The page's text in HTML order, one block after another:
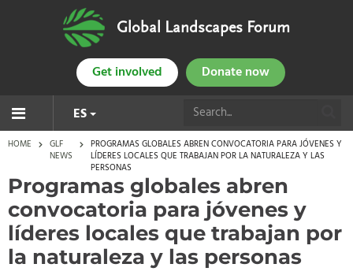
Global Landscapes Forum
Get involved Donate now
ES
HOME
GLF
NEWS
PROGRAMAS GLOBALES ABREN CONVOCATORIA PARA JÓVENES Y
LÍDERES LOCALES QUE TRABAJAN POR LA NATURALEZA Y LAS
PERSONAS
Programas globales abren
convocatoria para jóvenes y
líderes locales que trabajan por
la naturaleza y las personas